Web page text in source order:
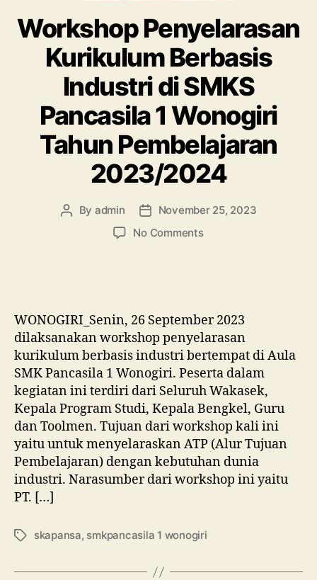
Workshop Penyelarasan
Kurikulum Berbasis
Industri di SMKS
Pancasila 1 Wonogiri
Tahun Pembelajaran
2023/2024
By admin
November 25, 2023
No Comments
WONOGIRI_Senin, 26 September 2023
dilaksanakan workshop penyelarasan
kurikulum berbasis industri bertempat di Aula
SMK Pancasila 1 Wonogiri. Peserta dalam
kegiatan ini terdiri dari Seluruh Wakasek,
Kepala Program Studi, Kepala Bengkel, Guru
dan Toolmen. Tujuan dari workshop kali ini
yaitu untuk menyelaraskan ATP (Alur Tujuan
Pembelajaran) dengan kebutuhan dunia
industri. Narasumber dari workshop ini yaitu
PT. […]
skapansa, smkpancasila 1 wonogiri